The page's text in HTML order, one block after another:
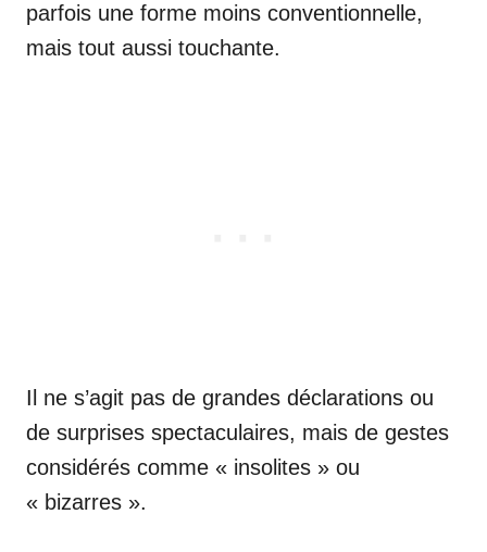
parfois une forme moins conventionnelle,
mais tout aussi touchante.
Il ne s’agit pas de grandes déclarations ou
de surprises spectaculaires, mais de gestes
considérés comme « insolites » ou
« bizarres ».